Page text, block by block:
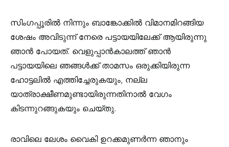
സിംഗപ്പൂരിൽ നിന്നും ബാങ്കോക്കിൽ വിമാനമിറങ്ങിയ
ശേഷം അവിടുന്ന് നേരെ പട്ടായയിലേക്ക് ആയിരുന്നു
ഞാൻ പോയത്. വെളുപ്പാൻകാലത്ത് ഞാൻ
പട്ടായയിലെ ഞങ്ങൾക്ക് താമസം ഒരുക്കിയിരുന്ന
ഹോട്ടലിൽ എത്തിച്ചേരുകയും, നല്ല
യാത്രാക്ഷീണമുണ്ടായിരുന്നതിനാൽ വേഗം
കിടന്നുറങ്ങുകയും ചെയ്തു.
രാവിലെ ലേശം വൈകി ഉറക്കമുണർന്ന ഞാനും